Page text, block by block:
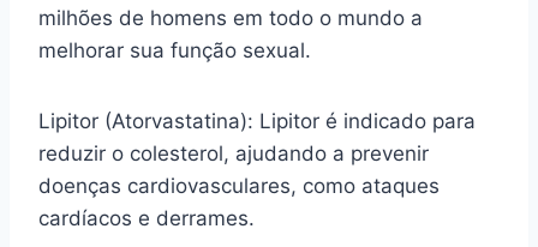
milhões de homens em todo o mundo a
melhorar sua função sexual.
Lipitor (Atorvastatina): Lipitor é indicado para
reduzir o colesterol, ajudando a prevenir
doenças cardiovasculares, como ataques
cardíacos e derrames.